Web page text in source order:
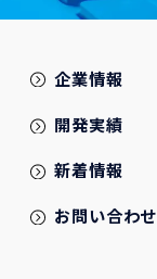
企業情報
開発実績
新着情報
お問い合わせ